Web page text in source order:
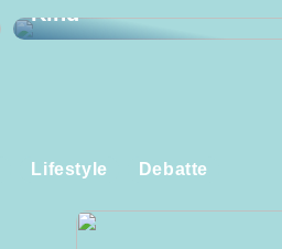
Kind
Lifestyle Debatte